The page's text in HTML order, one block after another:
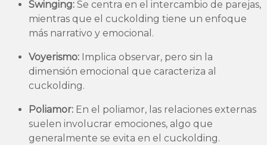
Swinging: Se centra en el intercambio de parejas,
mientras que el cuckolding tiene un enfoque
más narrativo y emocional.
Voyerismo: Implica observar, pero sin la
dimensión emocional que caracteriza al
cuckolding.
Poliamor: En el poliamor, las relaciones externas
suelen involucrar emociones, algo que
generalmente se evita en el cuckolding.